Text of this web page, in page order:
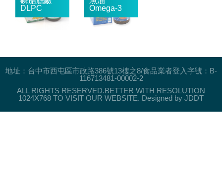
地址：台中市西屯區市政路386號13樓之8/食品業者登入字號：B-
116713481-00002-2
ALL RIGHTS RESERVED.BETTER WITH RESOLUTION
1024X768 TO VISIT OUR WEBSITE. Designed by JDDT